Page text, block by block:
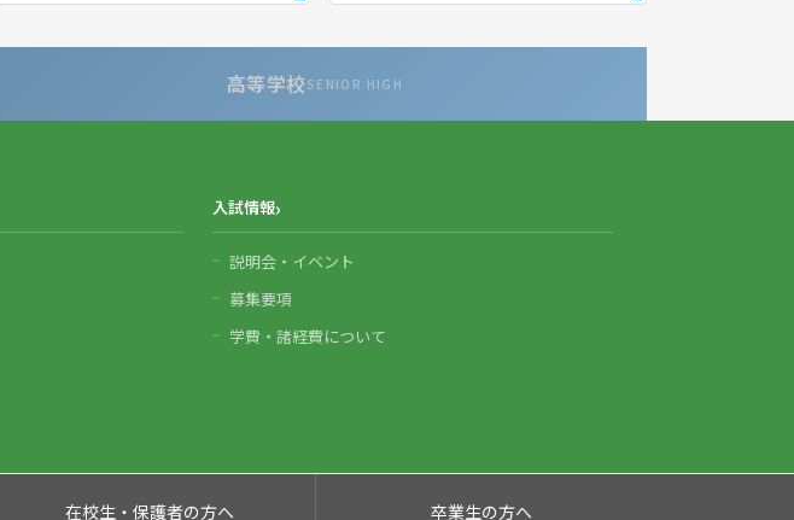
高等学校SENIOR HIGH
入試情報
説明会・イベント
募集要項
学費・諸経費について
在校生・保護者の方へ 卒業生の方へ